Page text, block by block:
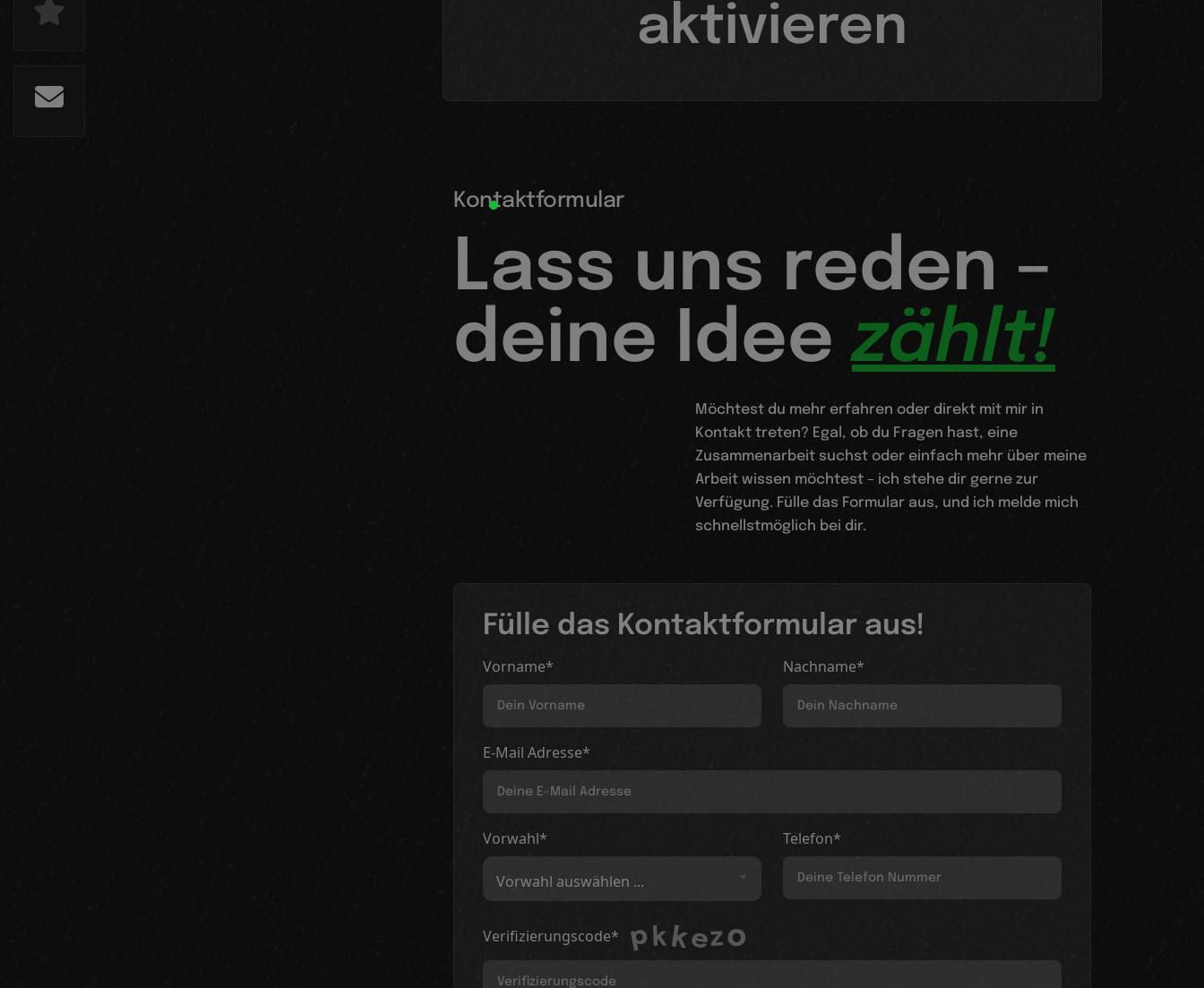
aktivieren
Kontaktformular
Lass uns reden –
deine Ideezählt!
Möchtest du mehr erfahren oder direkt mit mir in
Kontakt treten? Egal, ob du Fragen hast, eine
Zusammenarbeit suchst oder einfach mehr über meine
Arbeit wissen möchtest – ich stehe dir gerne zur
Verfügung. Fülle das Formular aus, und ich melde mich
schnellstmöglich bei dir.
Fülle das Kontaktformular aus!
Vorname* Nachname*
E-Mail Adresse*
Vorwahl*
Vorwahl auswählen ...
Telefon*
Verifizierungscode*